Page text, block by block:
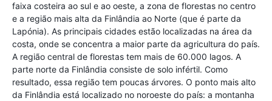
faixa costeira ao sul e ao oeste, a zona de florestas no centro
e a região mais alta da Finlândia ao Norte (que é parte da
Lapónia). As principais cidades estão localizadas na área da
costa, onde se concentra a maior parte da agricultura do país.
A região central de florestas tem mais de 60.000 lagos. A
parte norte da Finlândia consiste de solo infértil. Como
resultado, essa região tem poucas árvores. O ponto mais alto
da Finlândia está localizado no noroeste do país: a montanha